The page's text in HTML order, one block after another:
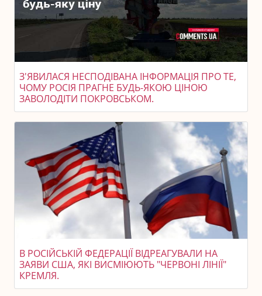
З'ЯВИЛАСЯ НЕСПОДІВАНА ІНФОРМАЦІЯ ПРО ТЕ,
ЧОМУ РОСІЯ ПРАГНЕ БУДЬ-ЯКОЮ ЦІНОЮ
ЗАВОЛОДІТИ ПОКРОВСЬКОМ.
В РОСІЙСЬКІЙ ФЕДЕРАЦІЇ ВІДРЕАГУВАЛИ НА
ЗАЯВИ США, ЯКІ ВИСМІЮЮТЬ "ЧЕРВОНІ ЛІНІЇ"
КРЕМЛЯ.